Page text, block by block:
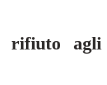
rifiuto agli